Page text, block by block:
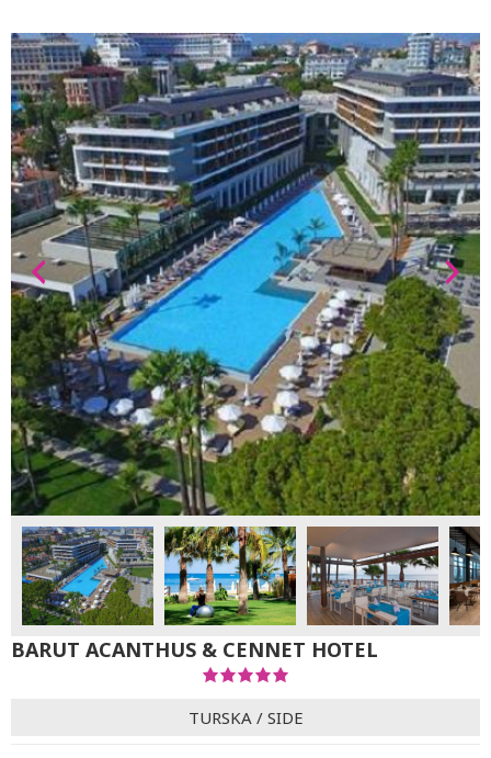
BARUT ACANTHUS & CENNET HOTEL
TURSKA / SIDE